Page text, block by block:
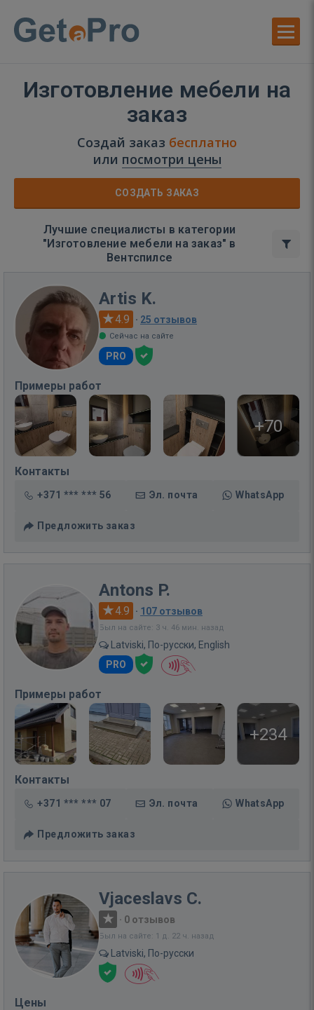
Изготовление мебели на
заказ
Создай заказ бесплатно
или посмотри цены
СОЗДАТЬ ЗАКАЗ
Лучшие специалисты в категории
"Изготовление мебели на заказ" в
Вентспилсе
Artis K.
4.9 · 25 отзывов
Сейчас на сайте
PRO
Примеры работ
+70
Контакты
+371 *** *** 56 Эл. почта WhatsApp
Предложить заказ
Antons P.
4.9 · 107 отзывов
Был на сайте: 3 ч. 46 мин. назад
Latviski, По-русски, English
PRO
Примеры работ
+234
Контакты
+371 *** *** 07 Эл. почта WhatsApp
Предложить заказ
Vjaceslavs C.
· 0 отзывов
Был на сайте: 1 д. 22 ч. назад
Latviski, По-русски
Цены